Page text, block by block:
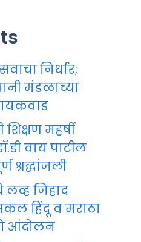
निर्धार;
मंडळाच्या
शिक्षण महर्षी
वाय पाटील
श्रद्धांजली
लव्ह जिहाद
हिंदू व मराठा
आंदोलन